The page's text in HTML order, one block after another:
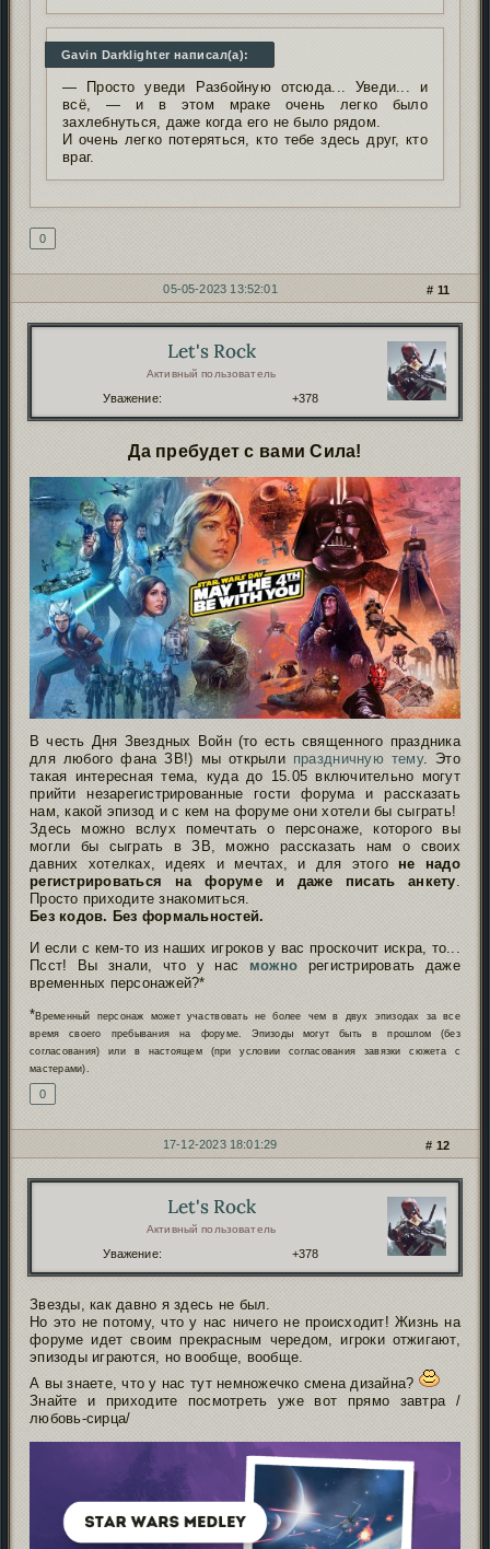
Gavin Darklighter написал(а):
— Просто уведи Разбойную отсюда... Уведи... и
всё, — и в этом мраке очень легко было
захлебнуться, даже когда его не было рядом.
И очень легко потеряться, кто тебе здесь друг, кто
враг.
0
11
05-05-2023 13:52:01
Let's Rock
Активный пользователь
Уважение: +378
Да пребудет с вами Сила!
В честь Дня Звездных Войн (то есть священного праздника
для любого фана ЗВ!) мы открыли праздничную тему. Это
такая интересная тема, куда до 15.05 включительно могут
прийти незарегистрированные гости форума и рассказать
нам, какой эпизод и с кем на форуме они хотели бы сыграть!
Здесь можно вслух помечтать о персонаже, которого вы
могли бы сыграть в ЗВ, можно рассказать нам о своих
давних хотелках, идеях и мечтах, и для этогоне надо
регистрироваться на форуме и даже писать анкету.
Просто приходите знакомиться.
Без кодов. Без формальностей.
И если с кем-то из наших игроков у вас проскочит искра, то...
Псст! Вы знали, что у нас можно регистрировать даже
временных персонажей?*
*Временный персонаж может участвовать не более чем в двух эпизодах за все
время своего пребывания на форуме. Эпизоды могут быть в прошлом (без
согласования) или в настоящем (при условии согласования завязки сюжета с
мастерами).
0
12
17-12-2023 18:01:29
Let's Rock
Активный пользователь
Уважение: +378
Звезды, как давно я здесь не был.
Но это не потому, что у нас ничего не происходит! Жизнь на
форуме идет своим прекрасным чередом, игроки отжигают,
эпизоды играются, но вообще, вообще.
А вы знаете, что у нас тут немножечко смена дизайна?
Знайте и приходите посмотреть уже вот прямо завтра /
любовь-сирца/